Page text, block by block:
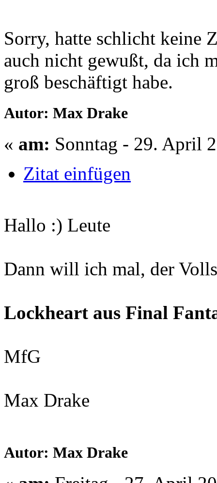
Sorry, hatte schlicht keine
auch nicht gewußt, da ich
groß beschäftigt habe.
Autor: Max Drake
« am: Sonntag - 29. April
Zitat einfügen
Hallo :) Leute
Dann will ich mal, der
Lockheart aus Final
MfG
Max Drake
Autor: Max Drake